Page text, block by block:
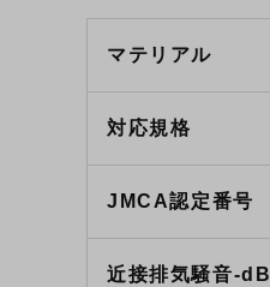
マテリアル
対応規格
JMCA認定番号
近接排気騒音-dB